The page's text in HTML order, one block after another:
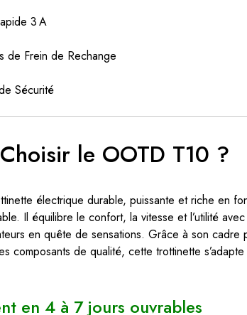
3 A
de Frein de Rechange
Sécurité
le OOTD T10 ?
électrique durable, puissante et riche en
Il équilibre le confort, la vitesse et l’utilité
en quête de sensations. Grâce à son
composants de qualité, cette trottinette
en 4 à 7 jours ouvrables